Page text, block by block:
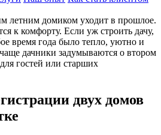
летним домиком уходит в прошлое.
к комфорту. Если уж строить дачу,
время года было тепло, уютно и
дачники задумываются о втором
гостей или старших
двух домов